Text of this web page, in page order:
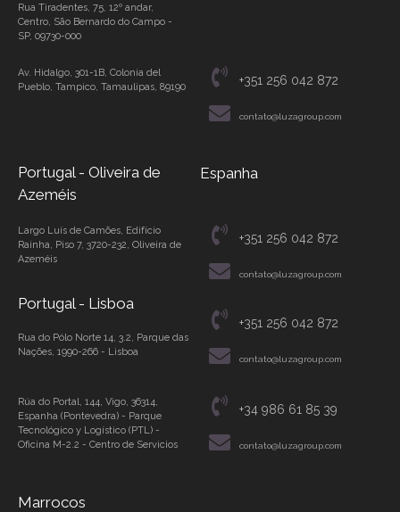
Rua Tiradentes, 75, 12º andar,
Centro, São Bernardo do Campo -
SP, 09730-000
Av. Hidalgo, 301-1B, Colonia del
Pueblo, Tampico, Tamaulipas, 89190
+351 256 042 872
contato@luzagroup.com
Portugal - Oliveira de
Azeméis
Espanha
Largo Luís de Camões, Edifício
Rainha, Piso 7, 3720-232, Oliveira de
Azeméis
Portugal - Lisboa
Rua do Pólo Norte 14, 3.2, Parque das
Nações, 1990-266 - Lisboa
+351 256 042 872
contato@luzagroup.com
+351 256 042 872
contato@luzagroup.com
Rúa do Portal, 144, Vigo, 36314,
Espanha (Pontevedra) - Parque
Tecnológico y Logístico (PTL) -
Oficina M-2.2 - Centro de Servicios
+34 986 61 85 39
contato@luzagroup.com
Marrocos